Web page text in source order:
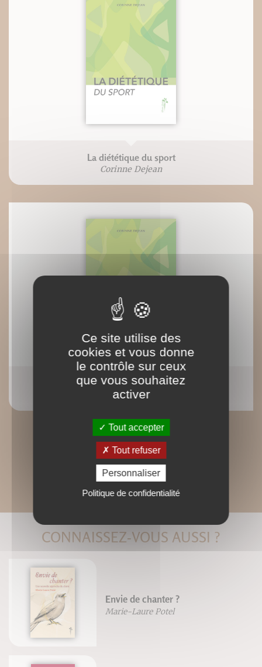
La diététique du sport
Corinne Dejean
Ebook : La diététique du sport
Corinne Dejean
CONNAISSEZ-VOUS AUSSI ?
Envie de chanter ?
Marie-Laure Potel
Ce site utilise des
cookies et vous donne
le contrôle sur ceux
que vous souhaitez
activer
Tout accepter
Tout refuser
Personnaliser
Politique de confidentialité